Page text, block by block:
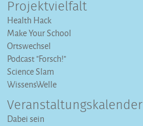
Projektvielfalt
Health Hack
Make Your School
Ortswechsel
Podcast "Forsch!"
Science Slam
WissensWelle
Veranstaltungs­kalender
Dabei sein